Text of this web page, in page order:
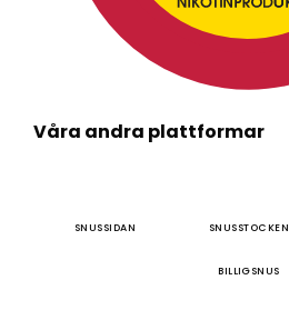
Våra andra plattformar
SNUSSIDAN SNUSSTOCKEN
BILLIGSNUS